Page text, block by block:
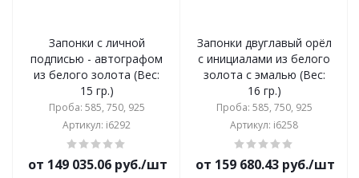
Запонки с личной
подписью - автографом
из белого золота (Вес:
15 гр.)
Проба: 585, 750, 925
Артикул: i6292
от 149 035.06 руб./шт
Запонки двуглавый орёл
с инициалами из белого
золота с эмалью (Вес:
16 гр.)
Проба: 585, 750, 925
Артикул: i6258
от 159 680.43 руб./шт